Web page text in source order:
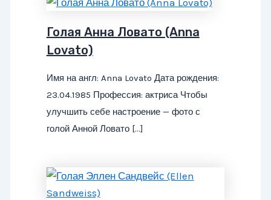
Голая Анна Ловато (Anna
Lovato)
Имя на англ: Anna Lovato Дата рождения:
23.04.1985 Профессия: актриса Чтобы
улучшить себе настроение — фото с
голой Анной Ловато […]